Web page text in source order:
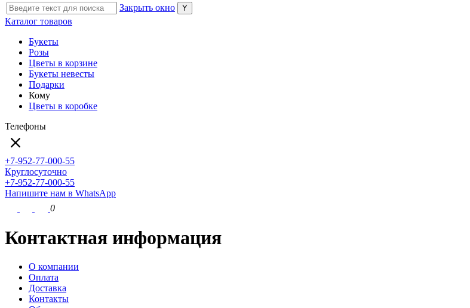
Закрыть окно
Каталог товаров
Букеты
Розы
Цветы в корзине
Букеты невесты
Подарки
Кому
Цветы в коробке
Телефоны
+7-952-77-000-55
Круглосуточно
+7-952-77-000-55
Напишите нам в WhatsApp
0
Контактная информация
О компании
Оплата
Доставка
Контакты